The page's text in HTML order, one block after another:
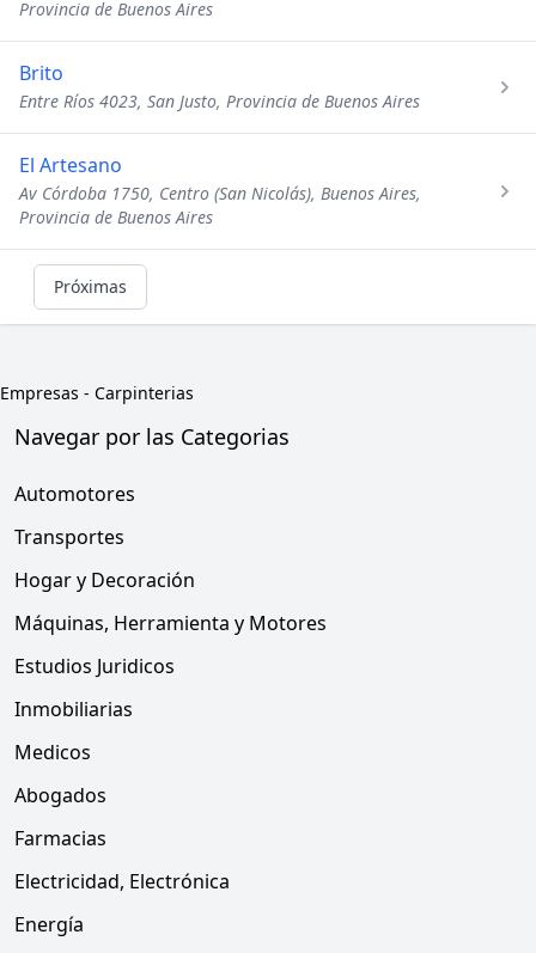
Provincia de Buenos Aires
Brito
Entre Ríos 4023, San Justo, Provincia de Buenos Aires
El Artesano
Av Córdoba 1750, Centro (San Nicolás), Buenos Aires,
Provincia de Buenos Aires
Próximas
Empresas - Carpinterias
Navegar por las Categorias
Automotores
Transportes
Hogar y Decoración
Máquinas, Herramienta y Motores
Estudios Juridicos
Inmobiliarias
Medicos
Abogados
Farmacias
Electricidad, Electrónica
Energía